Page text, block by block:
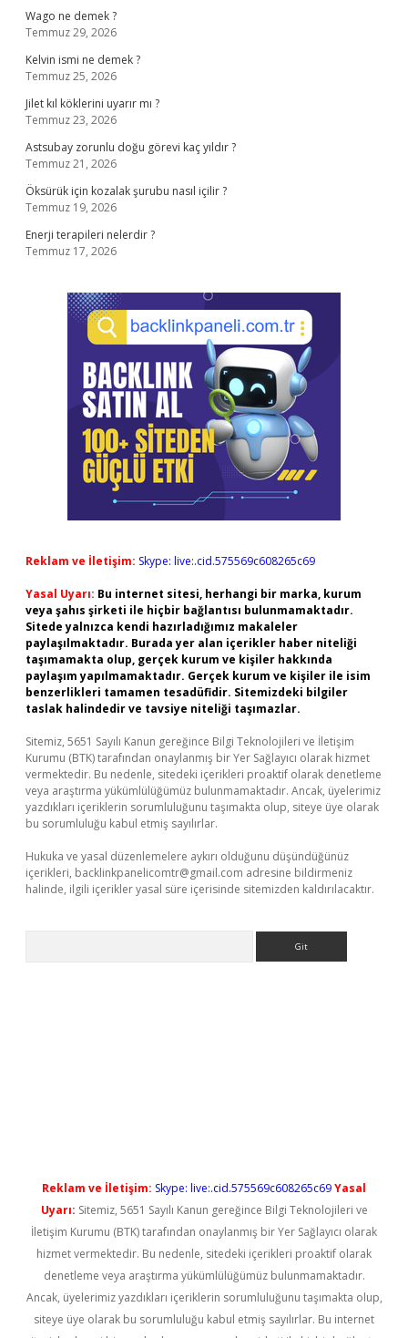
Wago ne demek ?
Temmuz 29, 2026
Kelvin ismi ne demek ?
Temmuz 25, 2026
Jilet kıl köklerini uyarır mı ?
Temmuz 23, 2026
Astsubay zorunlu doğu görevi kaç yıldır ?
Temmuz 21, 2026
Öksürük için kozalak şurubu nasıl içilir ?
Temmuz 19, 2026
Enerji terapileri nelerdir ?
Temmuz 17, 2026
Reklam ve İletişim: Skype: live:.cid.575569c608265c69
Yasal Uyarı: Bu internet sitesi, herhangi bir marka, kurum
veya şahıs şirketi ile hiçbir bağlantısı bulunmamaktadır.
Sitede yalnızca kendi hazırladığımız makaleler
paylaşılmaktadır. Burada yer alan içerikler haber niteliği
taşımamakta olup, gerçek kurum ve kişiler hakkında
paylaşım yapılmamaktadır. Gerçek kurum ve kişiler ile isim
benzerlikleri tamamen tesadüfidir. Sitemizdeki bilgiler
taslak halindedir ve tavsiye niteliği taşımazlar.
Sitemiz, 5651 Sayılı Kanun gereğince Bilgi Teknolojileri ve İletişim
Kurumu (BTK) tarafından onaylanmış bir Yer Sağlayıcı olarak hizmet
vermektedir. Bu nedenle, sitedeki içerikleri proaktif olarak denetleme
veya araştırma yükümlülüğümüz bulunmamaktadır. Ancak, üyelerimiz
yazdıkları içeriklerin sorumluluğunu taşımakta olup, siteye üye olarak
bu sorumluluğu kabul etmiş sayılırlar.
Hukuka ve yasal düzenlemelere aykırı olduğunu düşündüğünüz
içerikleri, backlinkpanelicomtr@gmail.com adresine bildirmeniz
halinde, ilgili içerikler yasal süre içerisinde sitemizden kaldırılacaktır.
Reklam ve İletişim: Skype: live:.cid.575569c608265c69Yasal
Uyarı: Sitemiz, 5651 Sayılı Kanun gereğince Bilgi Teknolojileri ve
İletişim Kurumu (BTK) tarafından onaylanmış bir Yer Sağlayıcı olarak
hizmet vermektedir. Bu nedenle, sitedeki içerikleri proaktif olarak
denetleme veya araştırma yükümlülüğümüz bulunmamaktadır.
Ancak, üyelerimiz yazdıkları içeriklerin sorumluluğunu taşımakta olup,
siteye üye olarak bu sorumluluğu kabul etmiş sayılırlar. Bu internet